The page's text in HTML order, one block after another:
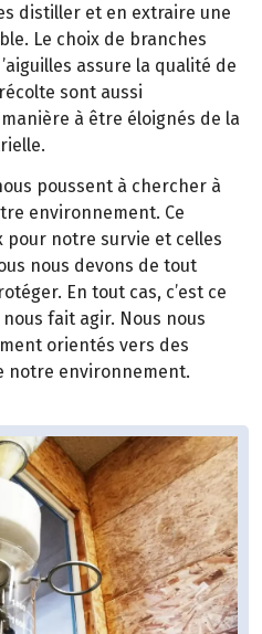
distiller et en extraire une
Le choix de branches
assure la qualité de
sont aussi
à être éloignés de la
poussent à chercher à
environnement. Ce
notre survie et celles
nous devons de tout
En tout cas, c’est ce
fait agir. Nous nous
orientés vers des
notre environnement.